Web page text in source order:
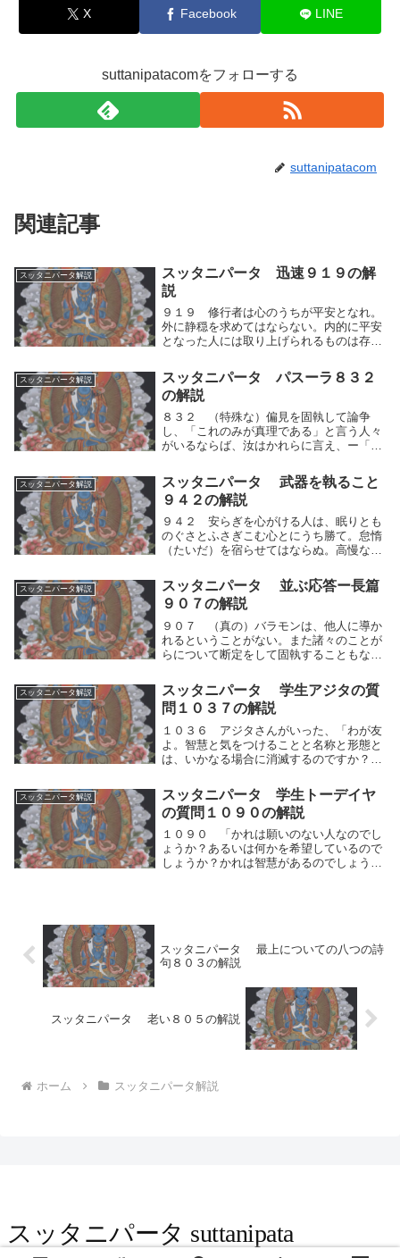
X Facebook LINE
suttanipatacomをフォローする
suttanipatacom
関連記事
スッタニパータ解説
スッタニパータ 迅速９１９の解
説
９１９ 修行者は心のうちが平安となれ。
外に静穏を求めてはならない。内的に平安
となった人には取り上げられるものは存在
か。修行者は自らの人間的思考の運動（快
⇔不快）を制し、心のうちが平安となれ。
人間的思考の...
スッタニパータ解説
スッタニパータ パスーラ８３２
の解説
８３２ （特殊な）偏見を固執して論争
し、「これのみが真理である」と言う人々
がいるならば、汝はかれらに言え、ー「論
ない」と。自らの偏った見方を信じ込み執
着をして論争に及び「これのみが真理であ
る」と言う人々...
スッタニパータ解説
スッタニパータ 武器を執ること
９４２の解説
９４２ 安らぎを心がける人は、眠りとも
のぐさとふさぎこむ心とにうち勝て。怠惰
（たいだ）を宿らせてはならぬ。高慢な態
かりと目を覚まし、自らの反応の仕方に集
中せよ。人間的思考の運動による反応の仕
方をしないよ...
スッタニパータ解説
スッタニパータ 並ぶ応答ー長篇
９０７の解説
９０７ （真の）バラモンは、他人に導か
れるということがない。また諸々のことが
らについて断定をして固執することもな
る。他の教えを最も勝れたものだと見なす
こともないからである。真の修行者は、分
ける事がないので...
スッタニパータ解説
スッタニパータ 学生アジタの質
問１０３７の解説
１０３６ アジタさんがいった、「わが友
よ。智慧と気をつけることと名称と形態と
は、いかなる場合に消滅するのですか？お
てください。」１０３７ 「アジタよ。そ
なたが質問したことを、わたしはそなたに
語ろう。識別...
スッタニパータ解説
スッタニパータ 学生トーデイヤ
の質問１０９０の解説
１０９０ 「かれは願いのない人なのでし
ょうか？あるいは何かを希望しているので
しょうか？かれは智慧があるのでしょう
スッタニパータ 最上についての八つの詩
句８０３の解説
スッタニパータ 老い８０５の解説
ホーム スッタニパータ解説
スッタニパータ suttanipata